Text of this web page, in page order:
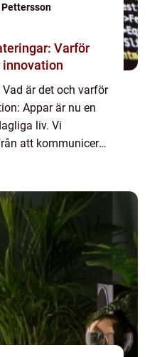
Varför
är det och varför
Appar är nu en
liv. Vi
att kommunicera